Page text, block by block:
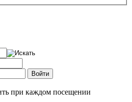
при каждом посещении